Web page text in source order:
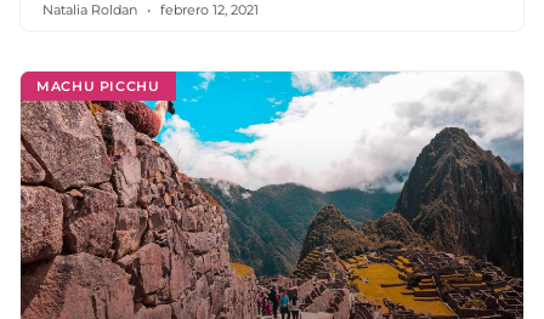
Natalia Roldan febrero 12, 2021
MACHU PICCHU